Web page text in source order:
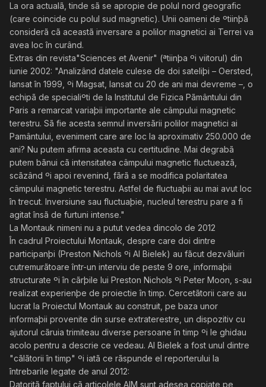
La ora actualã, tinde sã se apropie de polul nord geografic
(care coincide cu polul sud magnetic). Unii oameni de ºtiinþã
considerã cã aceastã inversare a polilor magnetici ai Terrei va
avea loc în curând.
Extras din revista"Sciences et Avenir" (ªtiinþa ºi viitorul) din
iunie 2002: "Analizând datele culese de doi sateliþi – Oersted,
lansat în 1999, ºi Magsat, lansat cu 20 de ani mai devreme –, o
echipã de specialiºti de la Institutul de Fizica Pãmântului din
Paris a remarcat variaþii importante ale câmpului magnetic
terestru. Sã fie acesta semnul inversãrii polilor magnetici ai
Pamântului, eveniment care are loc la aproximativ 250.000 de
ani? Nu putem afirma aceasta cu certitudine. Mai degrabã
putem bãnui cã intensitatea câmpului magnetic fluctueazã,
scãzând ºi apoi revenind, fãrã a se modifica polaritatea
câmpului magnetic terestru. Astfel de fluctuaþii au mai avut loc
în trecut. Inversiune sau fluctuaþie, nucleul terestru pare a fi
agitat însã de furtuni intense."
La Montauk nimeni nu a putut vedea dincolo de 2012
În cadrul Proiectului Montauk, despre care doi dintre
participanþi (Preston Nichols ºi Al Bielek) au fãcut dezvãluiri
cutremurãtoare într-un interviu de peste 9 ore, informaþii
structurate ºi în cãrþile lui Preston Nichols ºi Peter Moon, s-au
realizat experienþe de proiectie în timp. Cercetãtorii care au
lucrat la Proiectul Montauk au construit, pe baza unor
informaþii provenite din surse extraterestre, un dispozitiv cu
ajutorul cãruia trimiteau diverse persoane în timp ºi le ghidau
acolo pentru a descrie ce vedeau. Al Bielek a fost unul dintre
"cãlãtorii în timp" ºi iatã ce rãspunde el reporterului la
întrebarile legate de anul 2012:
Datoritã faptului cã articolele AIM sunt adesea copiate pe